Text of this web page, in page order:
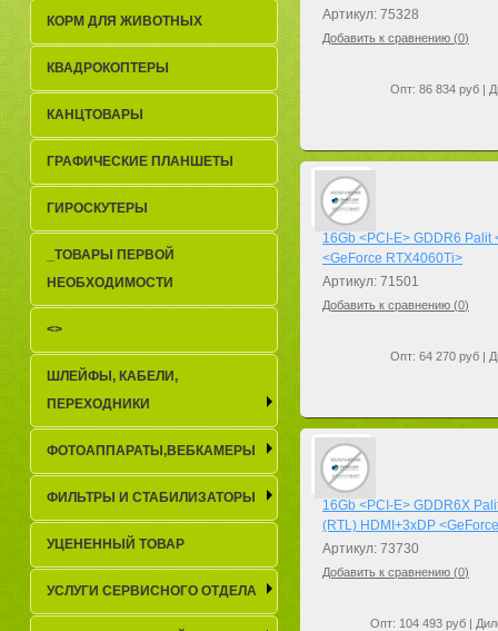
Артикул: 75328
Добавить к сравнению (0)
Опт: 86 834 руб |
16Gb <PCI-E> GDDR6
<GeForce RTX4060Ti>
Артикул: 71501
Добавить к сравнению (0)
Опт: 64 270 руб |
16Gb <PCI-E> GDDR6X
(RTL) HDMI+3xDP
Артикул: 73730
Добавить к сравнению (0)
Опт: 104 493 руб |
КОРМ ДЛЯ ЖИВОТНЫХ
КВАДРОКОПТЕРЫ
КАНЦТОВАРЫ
ГРАФИЧЕСКИЕ ПЛАНШЕТЫ
ГИРОСКУТЕРЫ
_TОВАРЫ ПЕРВОЙ
НЕОБХОДИМОСТИ
<>
ШЛЕЙФЫ, КАБЕЛИ,
ПЕРЕХОДНИКИ
ФОТОАППАРАТЫ,ВЕБКАМЕРЫ
ФИЛЬТРЫ И СТАБИЛИЗАТОРЫ
УЦЕНЕННЫЙ ТОВАР
УСЛУГИ СЕРВИСНОГО ОТДЕЛА